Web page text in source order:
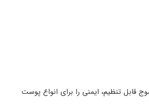
تنظیم، ایمنی را برای انواع پوست